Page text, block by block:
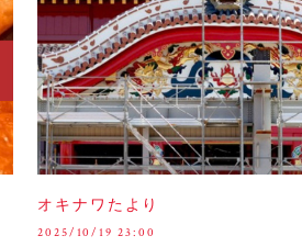
オキナワたより
2025/10/19 23:00